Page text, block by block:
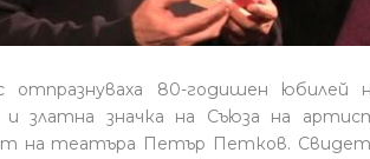
отпразнуваха 80-годишен юбилей
златна значка на Съюза на
на театъра Петър Петков.